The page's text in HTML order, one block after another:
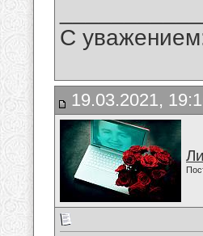
С
19.03.2021,